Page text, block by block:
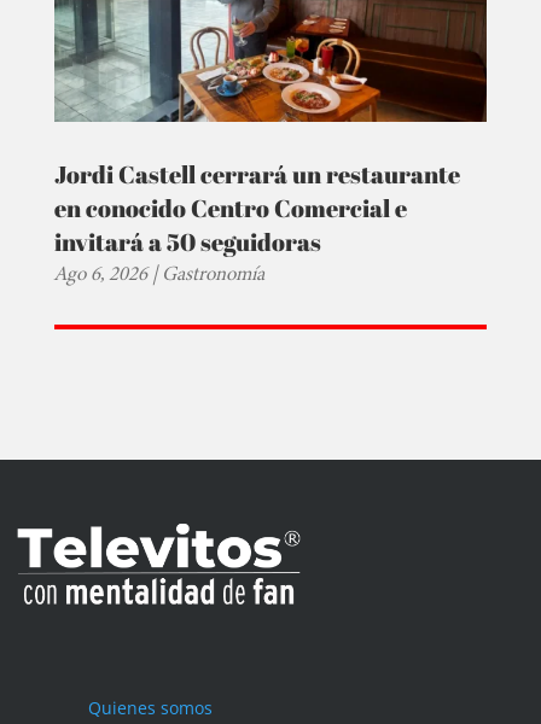
Jordi Castell cerrará un restaurante
en conocido Centro Comercial e
invitará a 50 seguidoras
Ago 6, 2026|Gastronomía
Quienes somos